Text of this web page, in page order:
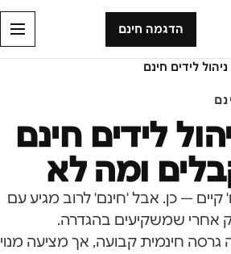
הדגמה חינם
לידים חינם
לידים חינם
ומה לא
קיים — כן. אבל 'חינם' לרוב מגיע עם
אחרי שמשקיעים בהגדרה.
גרסה חינמית קבועה, אך מציעה מנוי